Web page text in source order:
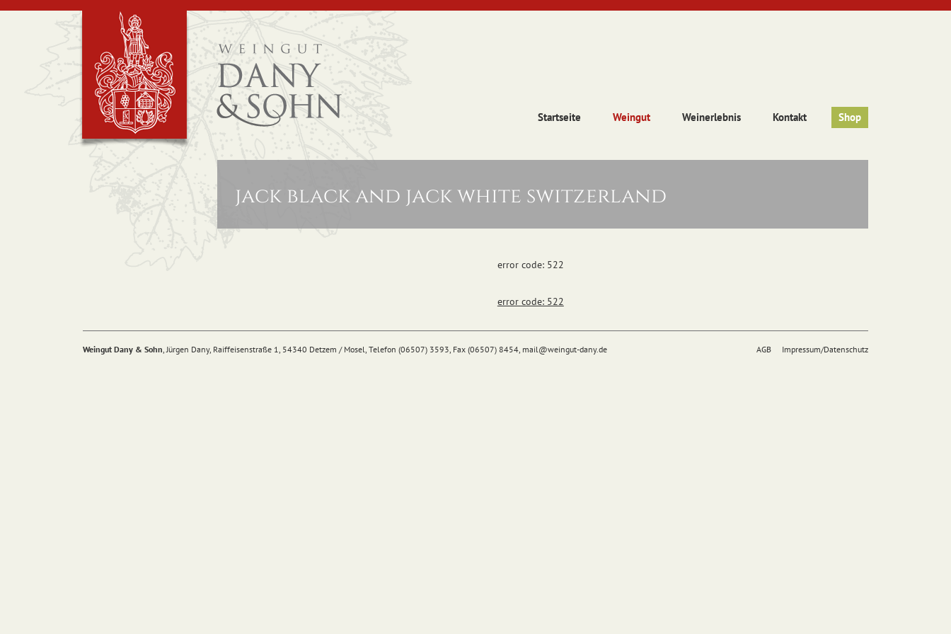
Startseite Weingut Weinerlebnis Kontakt Shop
jack black and jack white switzerland
error code: 522
error code: 522
AGB Impressum/Datenschutz
Weingut Dany & Sohn, Jürgen Dany, Raiffeisenstraße 1, 54340 Detzem / Mosel, Telefon (06507) 3593, Fax (06507) 8454, mail@weingut-dany.de